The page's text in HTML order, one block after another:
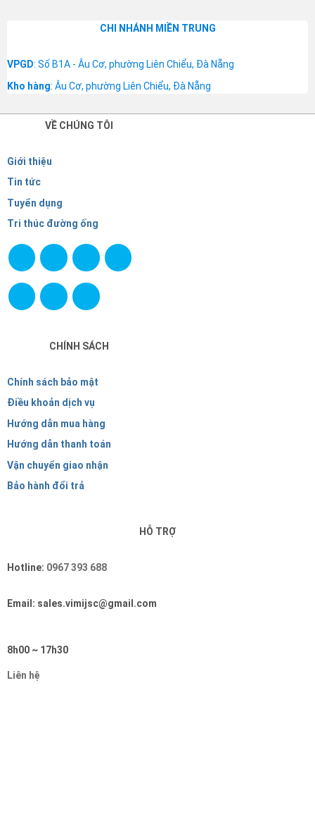
CHI NHÁNH MIỀN TRUNG
VPGD: Số B1A - Âu Cơ, phường Liên Chiểu, Đà Nẵng
Kho hàng: Âu Cơ, phường Liên Chiểu, Đà Nẵng
VỀ CHÚNG TÔI
Giới thiệu
Tin tức
Tuyển dụng
Tri thúc đường ống
CHÍNH SÁCH
Chính sách bảo mật
Điều khoản dịch vụ
Hướng dẫn mua hàng
Hướng dẫn thanh toán
Vận chuyển giao nhận
Bảo hành đổi trả
HỖ TRỢ
Hotline: 0967 393 688
Email: sales.vimijsc@gmail.com
8h00 ~ 17h30
Liên hệ